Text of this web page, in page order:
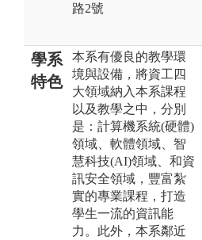
路2號
學系
特色
本系有優良的教學環
境與設備，將資工四
大領域納入本系課程
以及教學之中，分別
是：計算機系統(硬體)
領域、軟體領域、智
慧科技(AI)領域、和資
訊安全領域，豐富紮
實的專業課程，打造
學生一流的資訊能
力。此外，本系鄰近